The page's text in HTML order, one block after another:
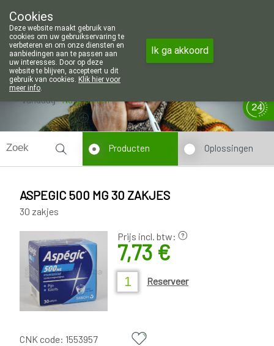
011/606002
Vandaag Nugesloten
Producten Oplossingen
ASPEGIC 500 MG 30 ZAKJES
30 zakjes
Prijs incl. btw:
7,73 €
Reserveer
CNK code: 1553957
Cookies
Deze website maakt gebruik van
cookies om uw gebruikservaring te
verbeteren en om onze diensten en
aanbiedingen aan te passen aan
uw interesses. Door op deze
website te blijven, accepteert u dit
gebruik van cookies. Klik hier voor
meer info.
Ik ga akkoord